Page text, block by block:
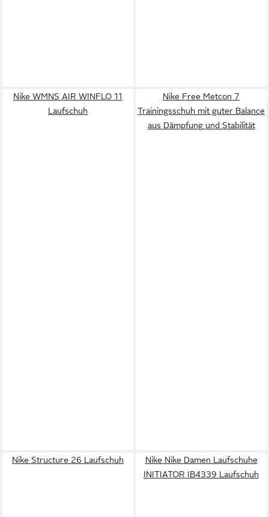
Nike WMNS AIR WINFLO 11
Laufschuh
Nike Free Metcon 7
Trainingsschuh mit guter Balance
aus Dämpfung und Stabilität
Nike Structure 26 Laufschuh
Nike Nike Damen Laufschuhe
INITIATOR IB4339 Laufschuh